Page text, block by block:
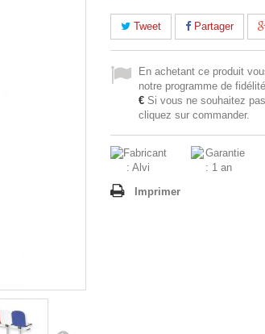
Tweet Partager
En achetant ce produit
notre programme de
€ Si vous ne souhaitez
cliquez sur commander.
Imprimer